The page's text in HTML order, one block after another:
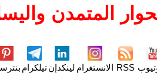
المتمدن
RSS الانستغرام لينكدإنتيلكرام